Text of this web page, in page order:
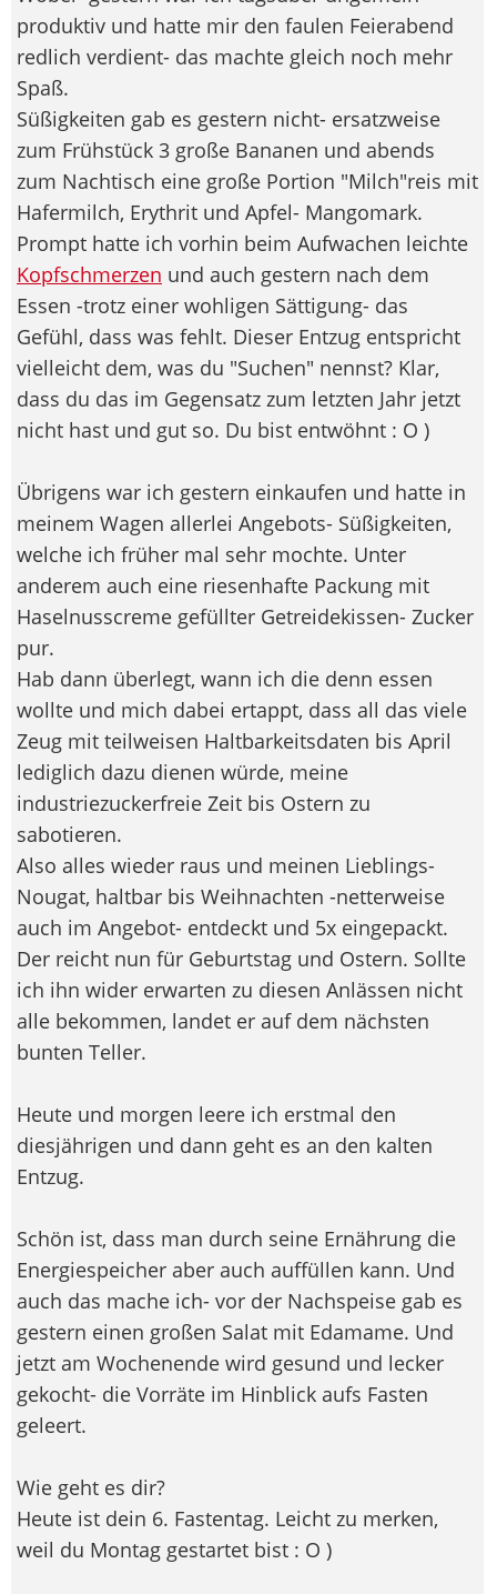
produktiv und hatte mir den faulen Feierabend
redlich verdient- das machte gleich noch mehr
Spaß.
Süßigkeiten gab es gestern nicht- ersatzweise
zum Frühstück 3 große Bananen und abends
zum Nachtisch eine große Portion "Milch"reis mit
Hafermilch, Erythrit und Apfel- Mangomark.
Prompt hatte ich vorhin beim Aufwachen leichte
Kopfschmerzen und auch gestern nach dem
Essen -trotz einer wohligen Sättigung- das
Gefühl, dass was fehlt. Dieser Entzug entspricht
vielleicht dem, was du "Suchen" nennst? Klar,
dass du das im Gegensatz zum letzten Jahr jetzt
nicht hast und gut so. Du bist entwöhnt : O )
Übrigens war ich gestern einkaufen und hatte in
meinem Wagen allerlei Angebots- Süßigkeiten,
welche ich früher mal sehr mochte. Unter
anderem auch eine riesenhafte Packung mit
Haselnusscreme gefüllter Getreidekissen- Zucker
pur.
Hab dann überlegt, wann ich die denn essen
wollte und mich dabei ertappt, dass all das viele
Zeug mit teilweisen Haltbarkeitsdaten bis April
lediglich dazu dienen würde, meine
industriezuckerfreie Zeit bis Ostern zu
sabotieren.
Also alles wieder raus und meinen Lieblings-
Nougat, haltbar bis Weihnachten -netterweise
auch im Angebot- entdeckt und 5x eingepackt.
Der reicht nun für Geburtstag und Ostern. Sollte
ich ihn wider erwarten zu diesen Anlässen nicht
alle bekommen, landet er auf dem nächsten
bunten Teller.
Heute und morgen leere ich erstmal den
diesjährigen und dann geht es an den kalten
Entzug.
Schön ist, dass man durch seine Ernährung die
Energiespeicher aber auch auffüllen kann. Und
auch das mache ich- vor der Nachspeise gab es
gestern einen großen Salat mit Edamame. Und
jetzt am Wochenende wird gesund und lecker
gekocht- die Vorräte im Hinblick aufs Fasten
geleert.
Wie geht es dir?
Heute ist dein 6. Fastentag. Leicht zu merken,
weil du Montag gestartet bist : O )